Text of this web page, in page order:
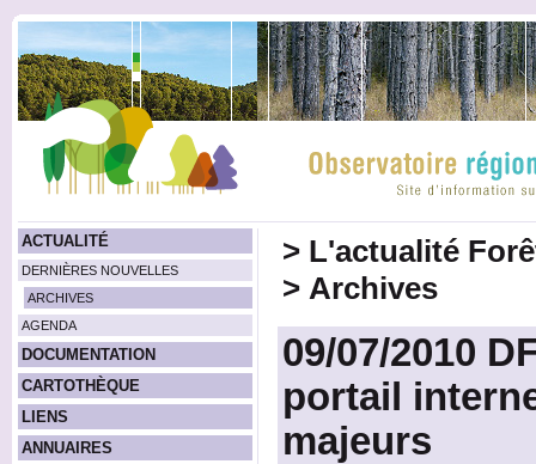
ACTUALITÉ
DERNIÈRES NOUVELLES
ARCHIVES
AGENDA
DOCUMENTATION
CARTOTHÈQUE
LIENS
ANNUAIRES
> L'actualité
> Archives
09/07/2010
portail
majeurs